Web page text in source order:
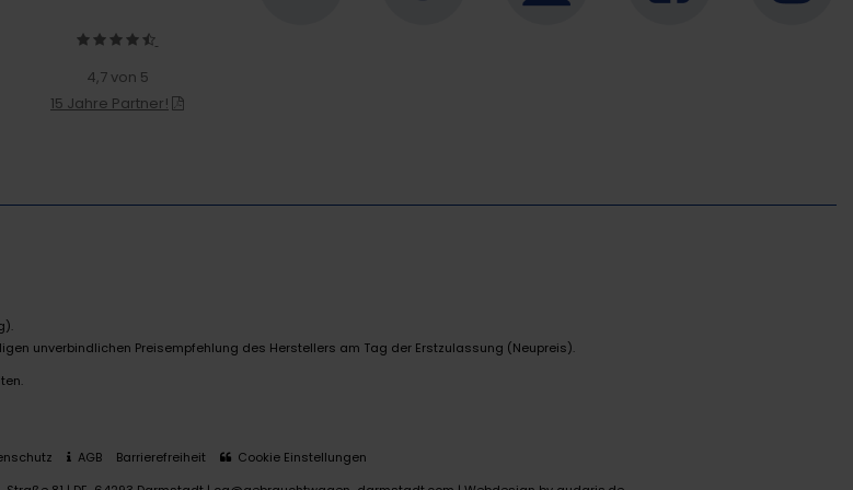
4,7 von 5
15 Jahre Partner!
unverbindlichen Preisempfehlung des Herstellers am Tag der Erstzulassung (Neupreis).
AGB Barrierefreiheit
Cookie Einstellungen